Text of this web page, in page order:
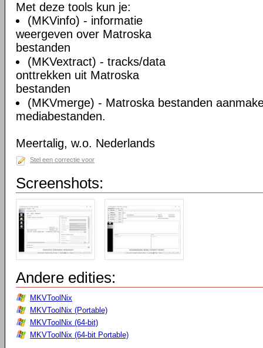
Met deze tools kun je:
(MKVinfo) - informatie
weergeven over Matroska
bestanden
(MKVextract) - tracks/data
onttrekken uit Matroska
bestanden
(MKVmerge) - Matroska bestanden
mediabestanden.
Meertalig, w.o. Nederlands
Stel een correctie voor
Screenshots:
Andere edities:
MKVToolNix
MKVToolNix (Portable)
MKVToolNix (64-bit)
MKVToolNix (64-bit Portable)